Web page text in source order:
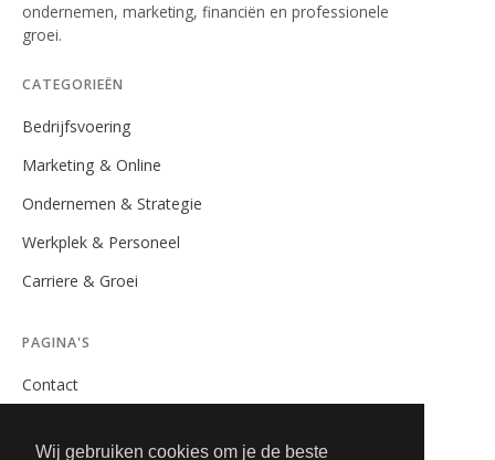
Wij gebruiken cookies om je de beste
ondernemen, marketing, financiën en professionele
groei.
CATEGORIEËN
Bedrijfsvoering
Marketing & Online
Ondernemen & Strategie
Werkplek & Personeel
Carriere & Groei
PAGINA'S
Contact